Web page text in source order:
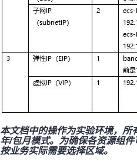
本文档中的操作为实验环境，所
年/包月模式。为确保各资源组
按业务实际需要选择区域。